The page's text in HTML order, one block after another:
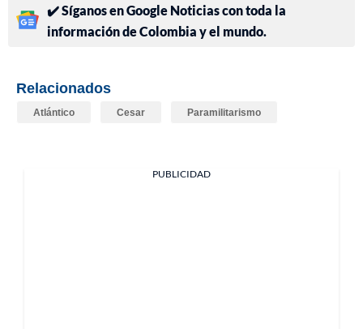
✔️ Síganos en Google Noticias con toda la
información de Colombia y el mundo.
Relacionados
Atlántico Cesar Paramilitarismo
PUBLICIDAD